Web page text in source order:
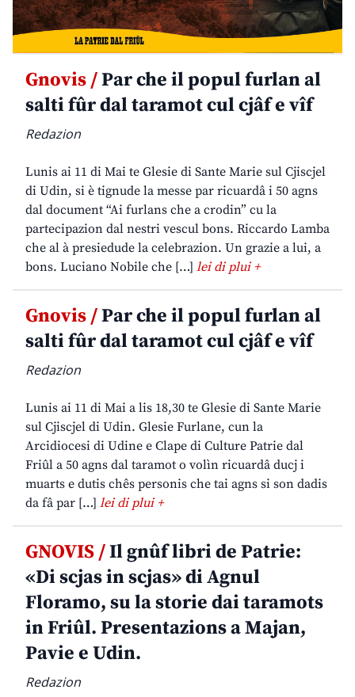
Gnovis /Par che il popul furlan al
salti fûr dal taramot cul cjâf e vîf
Redazion
Lunis ai 11 di Mai te Glesie di Sante Marie sul Cjiscjel
di Udin, si è tignude la messe par ricuardâ i 50 agns
dal document “Ai furlans che a crodin” cu la
partecipazion dal nestri vescul bons. Riccardo Lamba
che al à presiedude la celebrazion. Un grazie a lui, a
bons. Luciano Nobile che […] lei di plui +
Gnovis /Par che il popul furlan al
salti fûr dal taramot cul cjâf e vîf
Redazion
Lunis ai 11 di Mai a lis 18,30 te Glesie di Sante Marie
sul Cjiscjel di Udin. Glesie Furlane, cun la
Arcidiocesi di Udine e Clape di Culture Patrie dal
Friûl a 50 agns dal taramot o volìn ricuardâ ducj i
muarts e dutis chês personis che tai agns si son dadis
da fâ par […] lei di plui +
GNOVIS /Il gnûf libri de Patrie:
«Di scjas in scjas» di Agnul
Floramo, su la storie dai taramots
in Friûl. Presentazions a Majan,
Pavie e Udin.
Redazion